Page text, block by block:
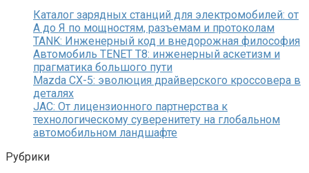
Каталог зарядных станций для электромобилей: от
А до Я по мощностям, разъемам и протоколам
TANK: Инженерный код и внедорожная философия
Автомобиль TENET T8: инженерный аскетизм и
прагматика большого пути
Mazda CX-5: эволюция драйверского кроссовера в
деталях
JAC: От лицензионного партнерства к
технологическому суверенитету на глобальном
автомобильном ландшафте
Рубрики